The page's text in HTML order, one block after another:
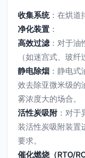
收集系统：在烘道
净化装置 ：
高效过滤 ：对于
（如迷宫式、玻
静电除烟 ：静电
效去除亚微米级的
雾浓度大的场合。
活性炭吸附：对于
装活性炭吸附装置
要求。
催化燃烧（RTO/